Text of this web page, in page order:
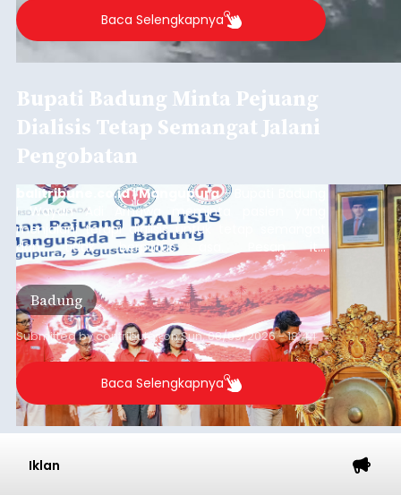
Baca Selengkapnya
Bupati Badung Minta Pejuang
Dialisis Tetap Semangat Jalani
Pengobatan
balitribune.co.id | Mangupura- Bupati Badung
I Wayan Adi Arnawa meminta pasien yang
menjalani terapi dialisis untuk tetap semangat
dan tidak berputus asa. Pesan itu
disampaikannya saat menghadiri Sarasehan
Pejuang Dialisis yang digelar RSD Mangusada di
Ruang Kertha Gosana, Puspem Badung, Minggu
(9/8/2026).
Badung
Submitted bycontributoronSun, 08/09/2026 - 18:44
Baca Selengkapnya
Iklan